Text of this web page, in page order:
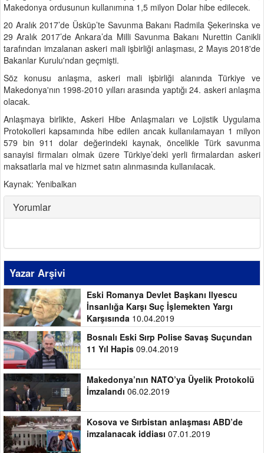
Makedonya ordusunun kullanımına 1,5 milyon Dolar hibe edilecek.
20 Aralık 2017’de Üsküp’te Savunma Bakanı Radmila Şekerinska ve
29 Aralık 2017’de Ankara’da Milli Savunma Bakanı Nurettin Canikli
tarafından imzalanan askeri mali işbirliği anlaşması, 2 Mayıs 2018'de
Bakanlar Kurulu'ndan geçmişti.
Söz konusu anlaşma, askeri mali işbirliği alanında Türkiye ve
Makedonya'nın 1998-2010 yılları arasında yaptığı 24. askeri anlaşma
olacak.
Anlaşmaya birlikte, Askeri Hibe Anlaşmaları ve Lojistik Uygulama
Protokolleri kapsamında hibe edilen ancak kullanılamayan 1 milyon
579 bin 911 dolar değerindeki kaynak, öncelikle Türk savunma
sanayisi firmaları olmak üzere Türkiye’deki yerli firmalardan askeri
maksatlarla mal ve hizmet satın alınmasında kullanılacak.
Kaynak: Yenibalkan
Yorumlar
Yazar Arşivi
Eski Romanya Devlet Başkanı Ilyescu
İnsanlığa Karşı Suç İşlemekten Yargı
Karşısında 10.04.2019
Bosnalı Eski Sırp Polise Savaş Suçundan
11 Yıl Hapis09.04.2019
Makedonya’nın NATO’ya Üyelik Protokolü
İmzalandı 06.02.2019
Kosova ve Sırbistan anlaşması ABD’de
imzalanacak iddiası 07.01.2019